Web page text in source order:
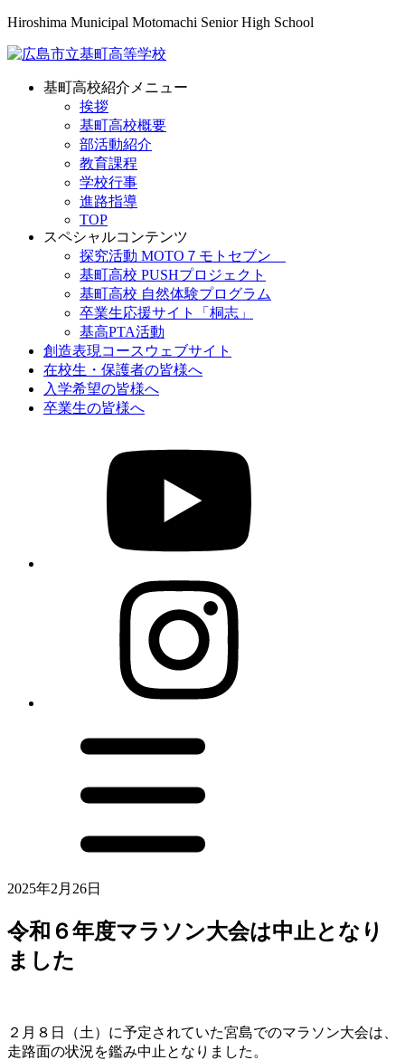
Hiroshima Municipal Motomachi Senior High School
基町高校紹介メニュー
挨拶
基町高校概要
部活動紹介
教育課程
学校行事
進路指導
TOP
スペシャルコンテンツ
探究活動 MOTO７モトセブン
基町高校 PUSHプロジェクト
基町高校 自然体験プログラム
卒業生応援サイト「桐志」
基高PTA活動
創造表現コースウェブサイト
在校生・保護者の皆様へ
入学希望の皆様へ
卒業生の皆様へ
2025年2月26日
令和６年度マラソン大会は中止となり
ました
２月８日（土）に予定されていた宮島でのマラソン大会は、
走路面の状況を鑑み中止となりました。